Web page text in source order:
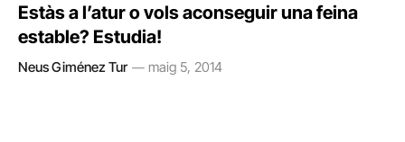
Estàs a l’atur o vols aconseguir una feina
estable? Estudia!
Neus Giménez Tur maig 5, 2014